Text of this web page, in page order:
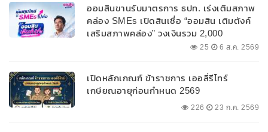
ออมสินขานรับมาตรการ ธปท. เร่งเติมสภาพ
คล่อง SMEs เปิดสินเชื่อ “ออมสิน เติมตังค์
เสริมสภาพคล่อง” วงเงินรวม 2,000
ลบ.สนับสนุนเงินทุนหมุนเวียนวงเงินกู้สูงสุด
25 6 ส.ค. 2569
เปิดหลักเกณฑ์ ข้าราชการ เออลี่รีไทร์
เกษียณอายุก่อนกำหนด 2569
226 23 ก.ค. 2569